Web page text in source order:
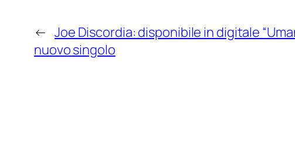
← Joe Discordia: disponibile in digitale
nuovo singolo